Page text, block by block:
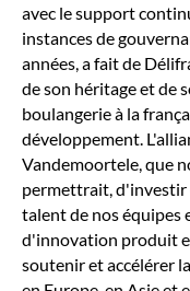
avec le support
instances de
années, a fait de
de son héritage et de
boulangerie à la
développement.
Vandemoortele, que
permettrait, d'investir
talent de nos équipes
d'innovation produit
soutenir et accélérer